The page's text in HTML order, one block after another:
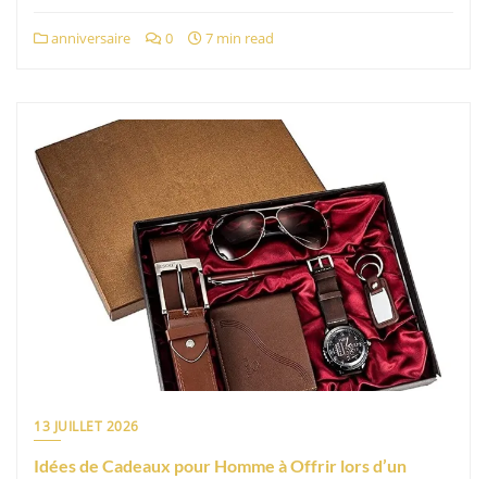
anniversaire 0 7 min read
13 JUILLET 2026
Idées de Cadeaux pour Homme à Offrir lors d’un